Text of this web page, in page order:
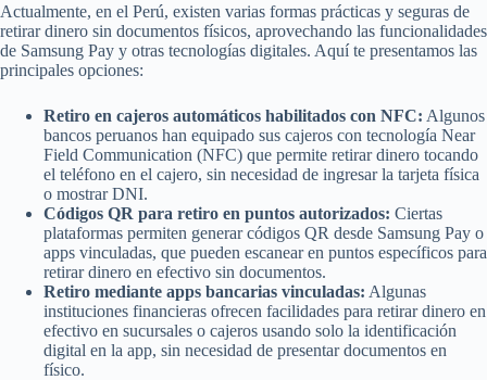
Actualmente, en el Perú, existen varias formas prácticas y seguras de
retirar dinero sin documentos físicos, aprovechando las funcionalidades
de Samsung Pay y otras tecnologías digitales. Aquí te presentamos las
principales opciones:
Retiro en cajeros automáticos habilitados con NFC: Algunos
bancos peruanos han equipado sus cajeros con tecnología Near
Field Communication (NFC) que permite retirar dinero tocando
el teléfono en el cajero, sin necesidad de ingresar la tarjeta física
o mostrar DNI.
Códigos QR para retiro en puntos autorizados: Ciertas
plataformas permiten generar códigos QR desde Samsung Pay o
apps vinculadas, que pueden escanear en puntos específicos para
retirar dinero en efectivo sin documentos.
Retiro mediante apps bancarias vinculadas: Algunas
instituciones financieras ofrecen facilidades para retirar dinero en
efectivo en sucursales o cajeros usando solo la identificación
digital en la app, sin necesidad de presentar documentos en
físico.